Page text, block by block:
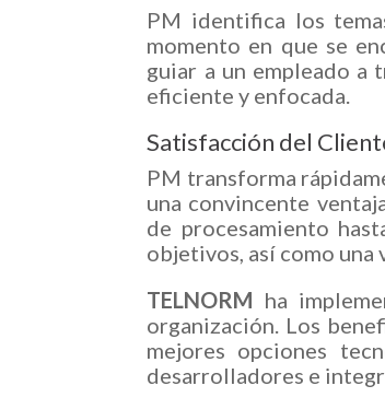
PM identifica los
momento en que se
guiar a un empleado a
eficiente y enfocada.
Satisfacción del
PM transforma
una convincente
de procesamiento
objetivos, así como una
TELNORM ha
organización. Los
mejores opciones
desarrolladores e